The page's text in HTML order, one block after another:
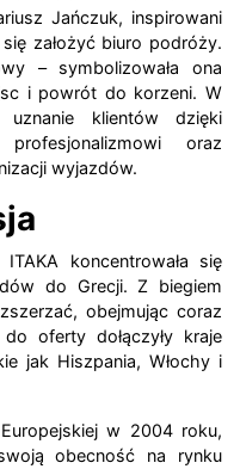
Jańczuk, inspirowani
założyć biuro podróży.
– symbolizowała ona
i powrót do korzeni. W
uznanie klientów dzięki
oraz
wyjazdów.
koncentrowała się
do Grecji. Z biegiem
obejmując coraz
oferty dołączyły kraje
jak Hiszpania, Włochy i
w 2004 roku,
obecność na rynku